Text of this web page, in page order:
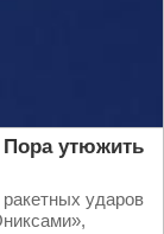
Пора утюжить
ударов